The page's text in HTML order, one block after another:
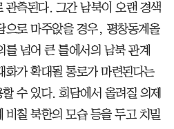
관측된다. 그간 남북이 오랜 경색
으로 마주앉을 경우, 평창동계올
를 넘어 큰 틀에서의 남북 관계
화가 확대될 통로가 마련된다는
수 있다. 회담에서 올려질 의제
비칠 북한의 모습 등을 두고 치밀